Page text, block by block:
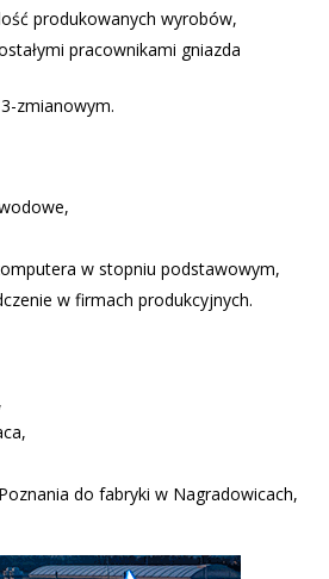
produkowanych wyrobów,
pracownikami gniazda
zmianowym.
w stopniu podstawowym,
w firmach produkcyjnych.
do fabryki w Nagradowicach,